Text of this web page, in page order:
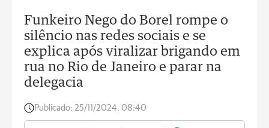
Funkeiro Nego do Borel rompe o
silêncio nas redes sociais e se
explica após viralizar brigando em
rua no Rio de Janeiro e parar na
delegacia
Publicado: 25/11/2024, 08:40